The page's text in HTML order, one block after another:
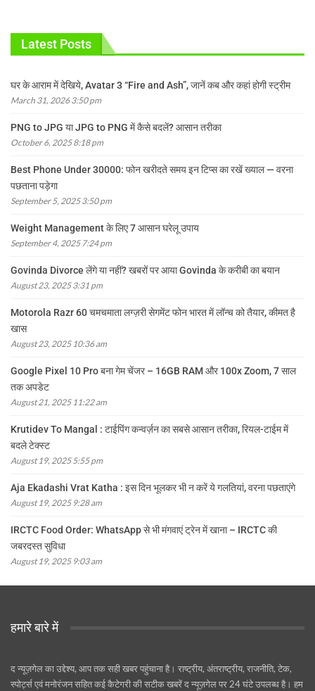
Latest Posts
घर के आराम में देखिये, Avatar 3 “Fire and Ash”, जानें कब और कहां होगी स्ट्रीम
March 31, 2026 3:50 pm
PNG to JPG या JPG to PNG में कैसे बदलें? आसान तरीका
October 6, 2025 8:18 pm
Best Phone Under 30000: फोन खरीदते समय इन टिप्स का रखें ख्याल — वरना
पछताना पड़ेगा
September 5, 2025 3:50 pm
Weight Management के लिए 7 आसान घरेलू उपाय
September 4, 2025 7:24 pm
Govinda Divorce लेंगे या नहीं? खबरों पर आया Govinda के करीबी का बयान
August 23, 2025 3:31 pm
Motorola Razr 60 चमचमाता लग्ज़री सेगमेंट फोन भारत में लॉन्च को तैयार, कीमत है
खास
August 23, 2025 10:36 am
Google Pixel 10 Pro बना गेम चेंजर – 16GB RAM और 100x Zoom, 7 साल
तक अपडेट
August 21, 2025 11:22 am
Krutidev To Mangal : टाईपिंग कन्वर्ज़न का सबसे आसान तरीका, रियल-टाईम में
बदले टेक्स्ट
August 19, 2025 5:55 pm
Aja Ekadashi Vrat Katha : इस दिन भूलकर भी न करें ये गलतियां, वरना पछताएंगे
August 19, 2025 9:28 am
IRCTC Food Order: WhatsApp से भी मंगवाएं ट्रेन में खाना – IRCTC की
जबरदस्त सुविधा
August 19, 2025 9:03 am
हमारे बारे में
द न्यूज़गेल का उद्देश्य, आप तक सही खबर पहुंचाना है। राष्ट्रीय, अंतराष्ट्रीय, राजनीति, टेक,
स्पोर्ट्स एवं मनोरंजन सहित कई कैटेगरी की सटीक खबरें द न्यूज़गेल पर 24 घंटे उपलब्ध है। हम